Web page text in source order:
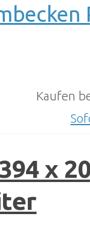
Kaufen
x